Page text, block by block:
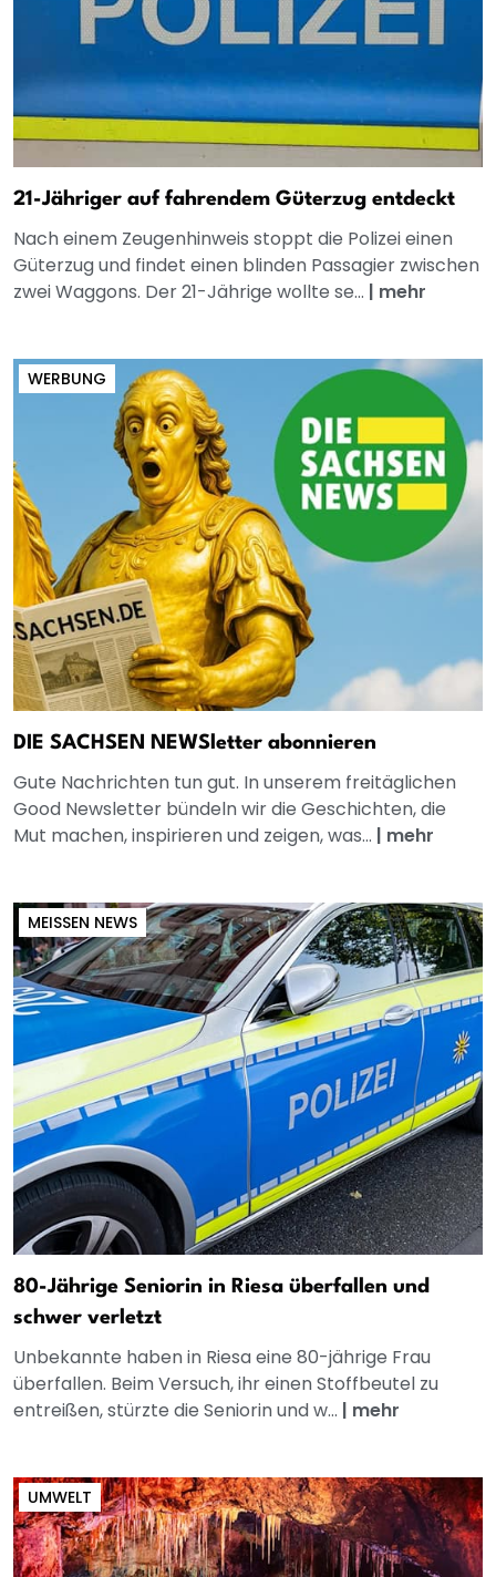
21-Jähriger auf fahrendem Güterzug entdeckt
Nach einem Zeugenhinweis stoppt die Polizei einen
Güterzug und findet einen blinden Passagier zwischen
zwei Waggons. Der 21-Jährige wollte se... | mehr
WERBUNG
DIE SACHSEN NEWSletter abonnieren
Gute Nachrichten tun gut. In unserem freitäglichen
Good Newsletter bündeln wir die Geschichten, die
Mut machen, inspirieren und zeigen, was... | mehr
MEISSEN NEWS
80-Jährige Seniorin in Riesa überfallen und
schwer verletzt
Unbekannte haben in Riesa eine 80-jährige Frau
überfallen. Beim Versuch, ihr einen Stoffbeutel zu
entreißen, stürzte die Seniorin und w... | mehr
UMWELT